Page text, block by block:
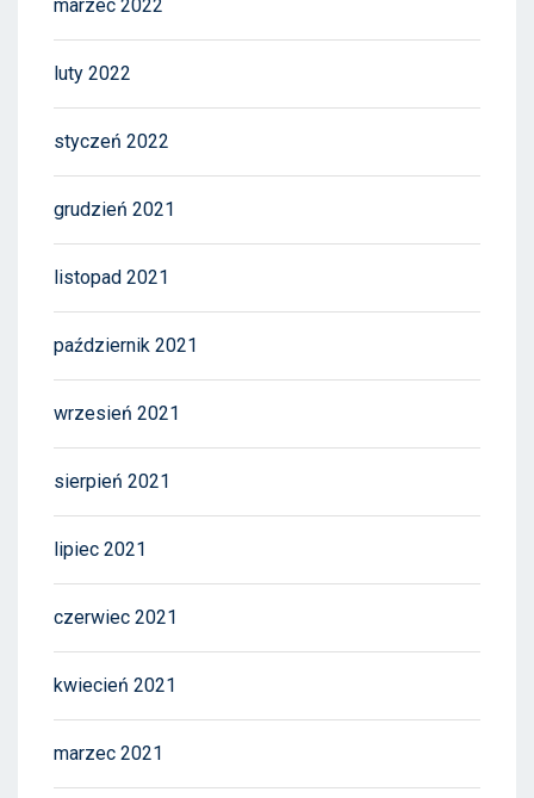
marzec 2022
luty 2022
styczeń 2022
grudzień 2021
listopad 2021
październik 2021
wrzesień 2021
sierpień 2021
lipiec 2021
czerwiec 2021
kwiecień 2021
marzec 2021